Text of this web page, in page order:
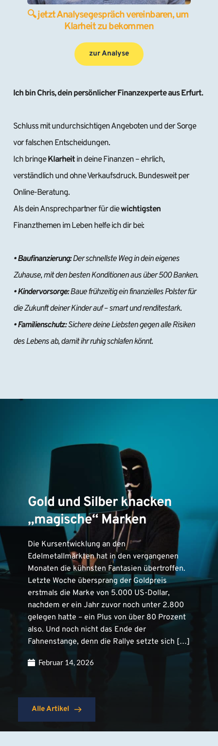
🔍 jetzt Analysegespräch vereinbaren, um
Klarheit zu bekommen
zur Analyse
Ich bin Chris, dein persönlicher Finanzexperte aus Erfurt.
Schluss mit undurchsichtigen Angeboten und der Sorge
vor falschen Entscheidungen.
Ich bringe Klarheit in deine Finanzen – ehrlich,
verständlich und ohne Verkaufsdruck. Bundesweit per
Online-Beratung.
Als dein Ansprechpartner für die
wichtigsten
Finanzthemen im Leben helfe ich dir bei:
• Baufinanzierung: Der schnellste Weg in dein eigenes
Zuhause, mit den besten Konditionen aus über 500 Banken.
• Kindervorsorge: Baue frühzeitig ein finanzielles Polster für
die Zukunft deiner Kinder auf – smart und renditestark.
• Familienschutz: Sichere deine Liebsten gegen alle Risiken
des Lebens ab, damit ihr ruhig schlafen könnt.
Gold und Silber knacken
„magische“ Marken
Die Kursentwicklung an den
Edelmetallmärkten hat in den vergangenen
Monaten die kühnsten Fantasien übertroffen.
Letzte Woche übersprang der Goldpreis
erstmals die Marke von 5.000 US-Dollar,
nachdem er ein Jahr zuvor noch unter 2.800
gelegen hatte – ein Plus von über 80 Prozent
also. Und noch nicht das Ende der
Fahnenstange, denn die Rallye setzte sich […]
Februar 14, 2026
Alle Artikel